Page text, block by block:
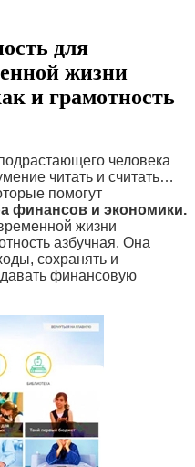
для
жизни
и грамотность
человека
читать и считать…
помогут
финансов и экономики.
жизни
азбучная. Она
сохранять и
финансовую